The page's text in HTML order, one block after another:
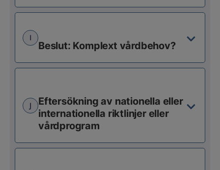
I
Beslut: Komplext vårdbehov?
J
Eftersökning av nationella eller
internationella riktlinjer eller
vårdprogram